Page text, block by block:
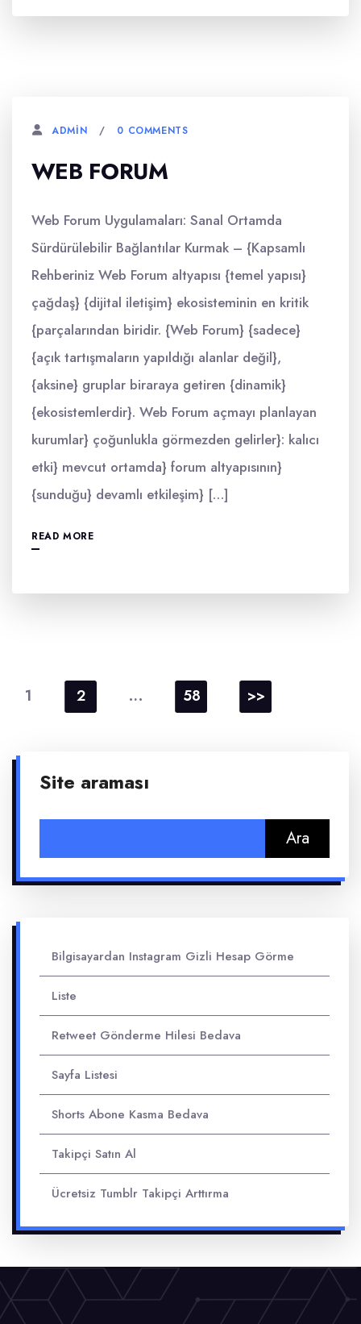
ADMIN 0 COMMENTS
WEB FORUM
Web Forum Uygulamaları: Sanal Ortamda
Sürdürülebilir Bağlantılar Kurmak – {Kapsamlı
Rehberiniz Web Forum altyapısı {temel yapısı}
çağdaş} {dijital iletişim} ekosisteminin en kritik
{parçalarından biridir. {Web Forum} {sadece}
{açık tartışmaların yapıldığı alanlar değil},
{aksine} gruplar biraraya getiren {dinamik}
{ekosistemlerdir}. Web Forum açmayı planlayan
kurumlar} çoğunlukla görmezden gelirler}: kalıcı
etki} mevcut ortamda} forum altyapısının}
{sunduğu} devamlı etkileşim} […]
READ MORE
sayfalaması
1 2 … 58 >>
Site araması
Bilgisayardan Instagram Gizli Hesap Görme
Liste
Retweet Gönderme Hilesi Bedava
Sayfa Listesi
Shorts Abone Kasma Bedava
Takipçi Satın Al
Ücretsiz Tumblr Takipçi Arttırma